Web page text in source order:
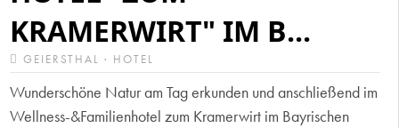
KRAMERWIRT" IM B...
GEIERSTHAL · HOTEL
Wunderschöne Natur am Tag erkunden und anschließend im
Wellness-&Familienhotel zum Kramerwirt im Bayrischen